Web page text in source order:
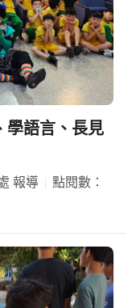
學語言、長見
報導
點閱數：